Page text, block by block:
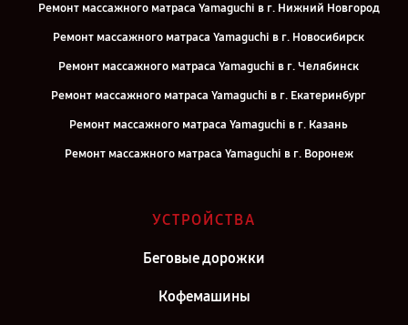
Ремонт массажного матраса Yamaguchi в г. Нижний Новгород
Ремонт массажного матраса Yamaguchi в г. Новосибирск
Ремонт массажного матраса Yamaguchi в г. Челябинск
Ремонт массажного матраса Yamaguchi в г. Екатеринбург
Ремонт массажного матраса Yamaguchi в г. Казань
Ремонт массажного матраса Yamaguchi в г. Воронеж
Ремонт массажного матраса Yamaguchi в г. Самара
Ремонт массажного матраса Yamaguchi в г. Санкт-Петербург
УСТРОЙСТВА
Беговые дорожки
Кофемашины